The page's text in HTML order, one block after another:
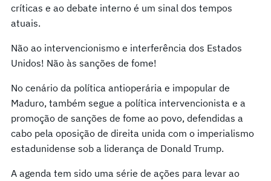
críticas e ao debate interno é um sinal dos tempos
atuais.
Não ao intervencionismo e interferência dos Estados
Unidos! Não às sanções de fome!
No cenário da política antioperária e impopular de
Maduro, também segue a política intervencionista e a
promoção de sanções de fome ao povo, defendidas a
cabo pela oposição de direita unida com o imperialismo
estadunidense sob a liderança de Donald Trump.
A agenda tem sido uma série de ações para levar ao